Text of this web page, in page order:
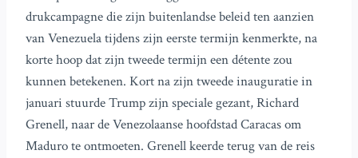
drukcampagne die zijn buitenlandse beleid ten aanzien
van Venezuela tijdens zijn eerste termijn kenmerkte, na
korte hoop dat zijn tweede termijn een détente zou
kunnen betekenen. Kort na zijn tweede inauguratie in
januari stuurde Trump zijn speciale gezant, Richard
Grenell, naar de Venezolaanse hoofdstad Caracas om
Maduro te ontmoeten. Grenell keerde terug van de reis